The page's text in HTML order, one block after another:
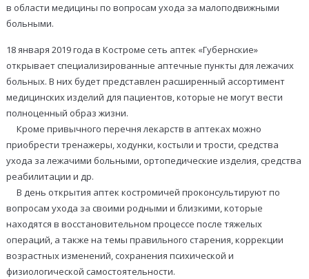
в области медицины по вопросам ухода за малоподвижными
больными.
18 января 2019 года в Костроме сеть аптек «Губернские»
открывает специализированные аптечные пункты для лежачих
больных. В них будет представлен расширенный ассортимент
медицинских изделий для пациентов, которые не могут вести
полноценный образ жизни.
Кроме привычного перечня лекарств в аптеках можно
приобрести тренажеры, ходунки, костыли и трости, средства
ухода за лежачими больными, ортопедические изделия, средства
реабилитации и др.
В день открытия аптек костромичей проконсультируют по
вопросам ухода за своими родными и близкими, которые
находятся в восстановительном процессе после тяжелых
операций, а также на темы правильного старения, коррекции
возрастных изменений, сохранения психической и
физиологической самостоятельности.